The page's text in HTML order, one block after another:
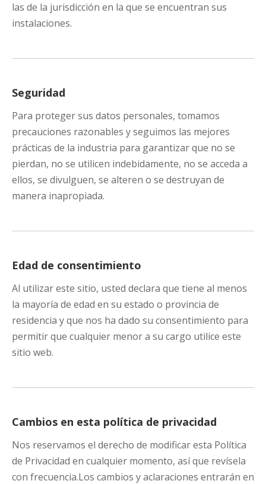
las de la jurisdicción en la que se encuentran sus
instalaciones.
Seguridad
Para proteger sus datos personales, tomamos
precauciones razonables y seguimos las mejores
prácticas de la industria para garantizar que no se
pierdan, no se utilicen indebidamente, no se acceda a
ellos, se divulguen, se alteren o se destruyan de
manera inapropiada.
Edad de consentimiento
Al utilizar este sitio, usted declara que tiene al menos
la mayoría de edad en su estado o provincia de
residencia y que nos ha dado su consentimiento para
permitir que cualquier menor a su cargo utilice este
sitio web.
Cambios en esta política de privacidad
Nos reservamos el derecho de modificar esta Política
de Privacidad en cualquier momento, así que revísela
con frecuencia.Los cambios y aclaraciones entrarán en